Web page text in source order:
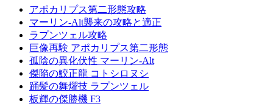
アポカリプス第二形態攻略
マーリン-Alt襲来の攻略と適正
ラプンツェル攻略
巨像再験 アポカリプス第二形態
孤陰の異化伏性 マーリン-Alt
傑陥の鮫正龍 コトシロヌシ
踊髪の舞燿技 ラプンツェル
板輝の傑勝機 F3